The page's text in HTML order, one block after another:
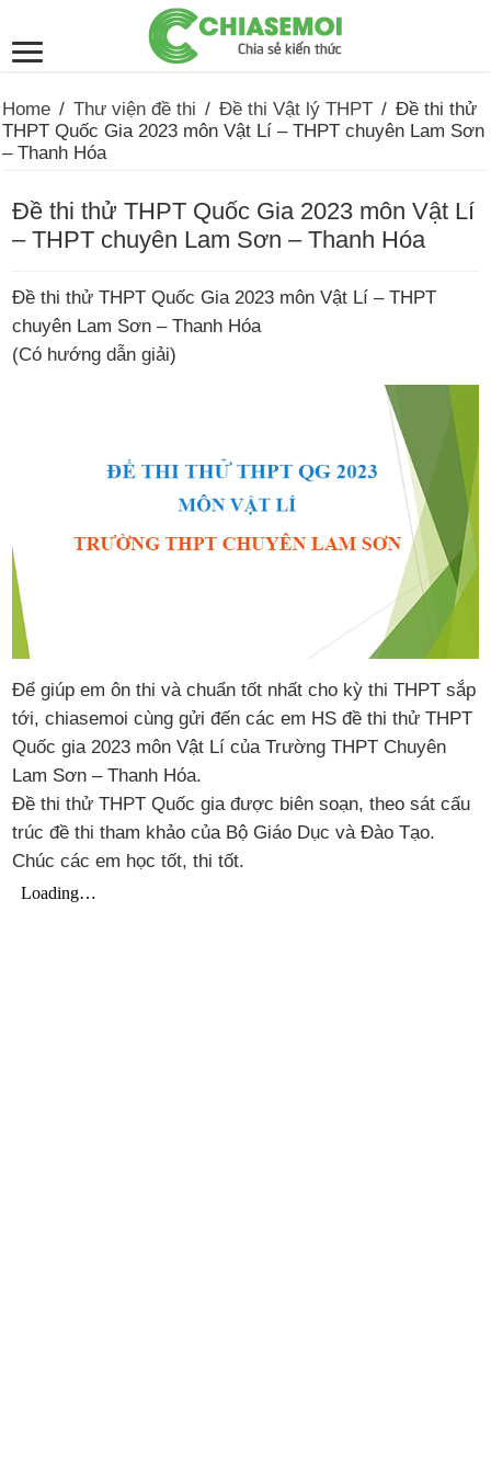
Home / Thư viện đề thi / Đề thi Vật lý THPT / Đề thi thử
THPT Quốc Gia 2023 môn Vật Lí – THPT chuyên Lam Sơn
– Thanh Hóa
Đề thi thử THPT Quốc Gia 2023 môn Vật Lí
– THPT chuyên Lam Sơn – Thanh Hóa
Đề thi thử THPT Quốc Gia 2023 môn Vật Lí – THPT
chuyên Lam Sơn – Thanh Hóa
(Có hướng dẫn giải)
Để giúp em ôn thi và chuẩn tốt nhất cho kỳ thi THPT sắp
tới, chiasemoi cùng gửi đến các em HS đề thi thử THPT
Quốc gia 2023 môn Vật Lí của Trường THPT Chuyên
Lam Sơn – Thanh Hóa.
Đề thi thử THPT Quốc gia được biên soạn, theo sát cấu
trúc đề thi tham khảo của Bộ Giáo Dục và Đào Tạo.
Chúc các em học tốt, thi tốt.